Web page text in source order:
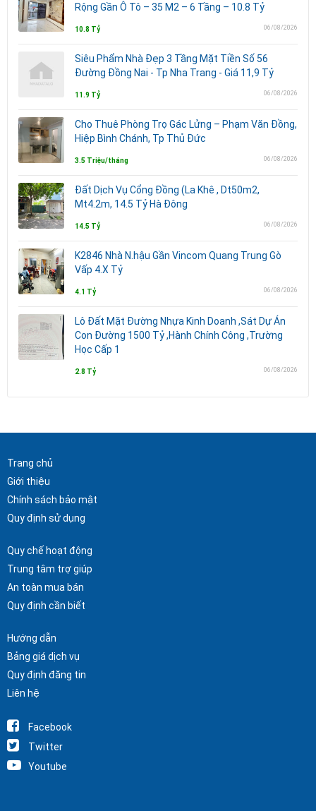
Rộng Gần Ô Tô – 35 M2 – 6 Tầng – 10.8 Tỷ
10.8 Tỷ 06/08/2026
Siêu Phẩm Nhà Đẹp 3 Tầng Mặt Tiền Số 56
Đường Đồng Nai - Tp Nha Trang - Giá 11,9 Tỷ
11.9 Tỷ 06/08/2026
Cho Thuê Phòng Trọ Gác Lửng – Phạm Văn Đồng,
Hiệp Bình Chánh, Tp Thủ Đức
3.5 Triệu/tháng 06/08/2026
Đất Dịch Vụ Cổng Đồng (La Khê , Dt50m2,
Mt4.2m, 14.5 Tỷ Hà Đông
14.5 Tỷ 06/08/2026
K2846 Nhà N.hậu Gần Vincom Quang Trung Gò
Vấp 4.X Tỷ
4.1 Tỷ 06/08/2026
Lô Đất Mặt Đường Nhựa Kinh Doanh ,Sát Dự Án
Con Đường 1500 Tỷ ,Hành Chính Công ,Trường
Học Cấp 1
2.8 Tỷ 06/08/2026
Trang chủ
Giới thiệu
Chính sách bảo mật
Quy định sử dụng
Quy chế hoạt động
Trung tâm trợ giúp
An toàn mua bán
Quy định cần biết
Hướng dẫn
Bảng giá dịch vụ
Quy định đăng tin
Liên hệ
Facebook
Twitter
Youtube